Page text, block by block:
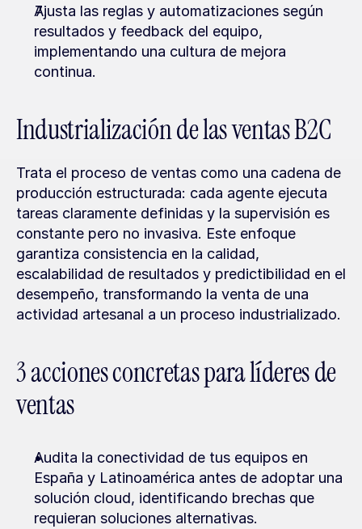
Ajusta las reglas y automatizaciones según
resultados y feedback del equipo,
implementando una cultura de mejora
continua.
Industrialización de las ventas B2C
Trata el proceso de ventas como una cadena de
producción estructurada: cada agente ejecuta
tareas claramente definidas y la supervisión es
constante pero no invasiva. Este enfoque
garantiza consistencia en la calidad,
escalabilidad de resultados y predictibilidad en el
desempeño, transformando la venta de una
actividad artesanal a un proceso industrializado.
3 acciones concretas para líderes de
ventas
Audita la conectividad de tus equipos en
España y Latinoamérica antes de adoptar una
solución cloud, identificando brechas que
requieran soluciones alternativas.